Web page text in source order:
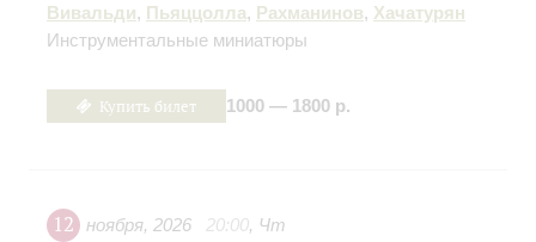
Вивальди, Пьяццолла, Рахманинов, Хачатурян
Инструментальные миниатюры
Купить билет 1000 — 1800 р.
12 ноября, 2026 20:00, Чт